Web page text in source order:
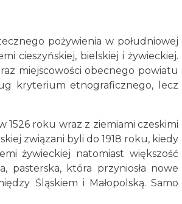
pożywienia w południowej
cieszyńskiej, bielskiej i żywieckiej.
miejscowości obecnego powiatu
kryterium etnograficznego, lecz
roku wraz z ziemiami czeskimi
związani byli do 1918 roku, kiedy
żywieckiej natomiast większość
pasterska, która przyniosła nowe
Śląskiem i Małopolską. Samo